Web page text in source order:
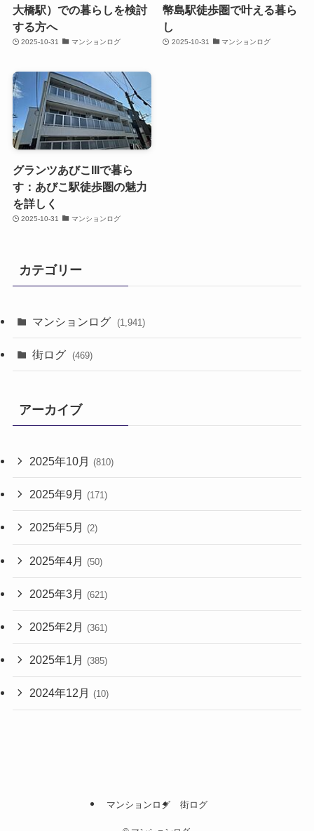
大橋駅）での暮らしを検討
する方へ
2025-10-31 マンションログ
幣島駅徒歩圏で叶える暮ら
し
2025-10-31 マンションログ
グランツあびこIIIで暮ら
す：あびこ駅徒歩圏の魅力
を詳しく
2025-10-31 マンションログ
カテゴリー
マンションログ (1,941)
街ログ (469)
アーカイブ
2025年10月 (810)
2025年9月 (171)
2025年5月 (2)
2025年4月 (50)
2025年3月 (621)
2025年2月 (361)
2025年1月 (385)
2024年12月 (10)
マンションログ 街ログ